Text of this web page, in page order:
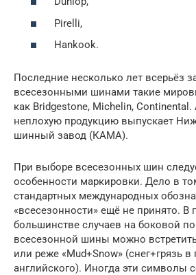
Pirelli,
Hankook.
Последние несколько лет всерьёз
всесезонными шинами такие
как Bridgestone, Michelin,
неплохую продукцию выпускает
шинный завод (КАМА).
При выборе всесезонных шин
особенности маркировки. Дело в
стандартных международных
«всесезонности» ещё не принято.
большинстве случаев на боковой
всесезонной шины можно
или реже «Mud+Snow» (снег+грязь в
английского). Иногда эти символы